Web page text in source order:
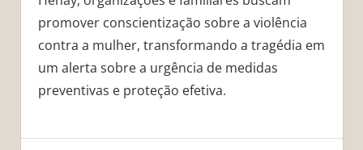
promover conscientização sobre a violência
contra a mulher, transformando a tragédia em
um alerta sobre a urgência de medidas
preventivas e proteção efetiva.